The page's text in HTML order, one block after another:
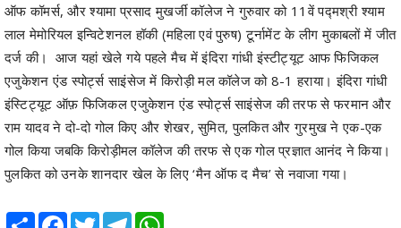
ऑफ कॉमर्स, और श्यामा प्रसाद मुखर्जी कॉलेज ने गुरुवार को 11वें पद्मश्री श्याम
लाल मेमोरियल इन्विटेशनल हॉकी (महिला एवं पुरुष) टूर्नामेंट के लीग मुकाबलों में जीत
दर्ज की। आज यहां खेले गये पहले मैच में इंदिरा गांधी इंस्टीट्यूट आफ फिजिकल
एजुकेशन एंड स्पोर्ट्स साइंसेज में किरोड़ी मल कॉलेज को 8-1 हराया। इंदिरा गांधी
इंस्टिट्यूट ऑफ़ फिजिकल एजुकेशन एंड स्पोर्ट्स साइंसेज की तरफ से फरमान और
राम यादव ने दो-दो गोल किए और शेखर, सुमित, पुलकित और गुरमुख ने एक-एक
गोल किया जबकि किरोड़ीमल कॉलेज की तरफ से एक गोल प्रज्ञात आनंद ने किया।
पुलकित को उनके शानदार खेल के लिए ‘मैन ऑफ द मैच’ से नवाजा गया।
Share Facebook
TwitterTelegram